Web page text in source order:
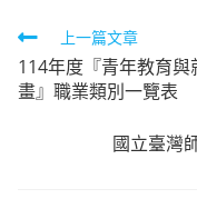
Read
more
articles
上一篇文章
114年度『青年教育
畫』職業類別一覽表
國立臺灣